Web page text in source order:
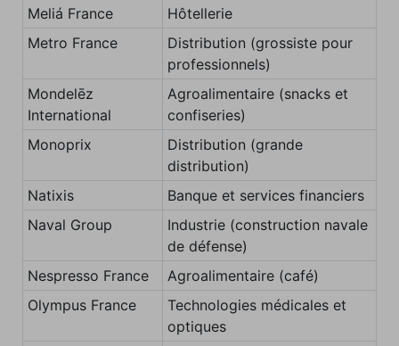
Meliá France
Hôtellerie
Metro France
Distribution (grossiste pour
professionnels)
Mondelēz
International
Agroalimentaire (snacks et
confiseries)
Monoprix
Distribution (grande
distribution)
Natixis
Banque et services financiers
Naval Group
Industrie (construction navale
de défense)
Nespresso France
Agroalimentaire (café)
Olympus France
Technologies médicales et
optiques